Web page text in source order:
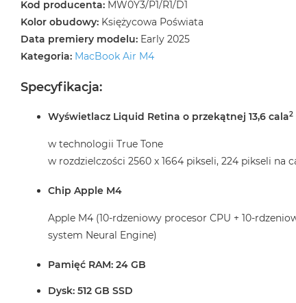
Kod producenta: MW0Y3/P1/R1/D1
Kolor obudowy: Księżycowa Poświata
Data premiery modelu: Early 2025
Kategoria: MacBook Air M4
Specyfikacja:
Wyświetlacz Liquid Retina o przekątnej 13,6 cala2
w technologii True Tone
w rozdzielczości 2560 x 1664 pikseli, 224 pikseli na
Chip Apple M4
Apple M4 (10-rdzeniowy procesor CPU + 10-
system Neural Engine)
Pamięć RAM: 24 GB
Dysk: 512 GB SSD